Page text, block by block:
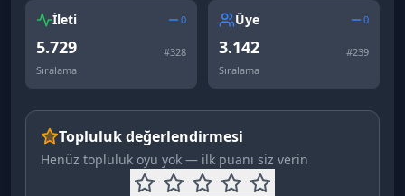
İleti 0
5.729 #328
Sıralama
Üye 0
3.142 #239
Sıralama
Topluluk değerlendirmesi
Henüz topluluk oyu yok — ilk puanı siz verin